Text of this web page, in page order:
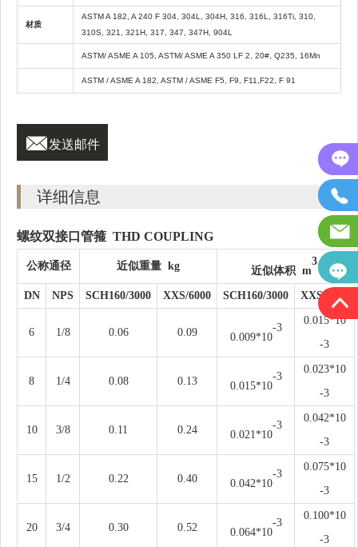
材质
ASTM A 182, A 240 F 304, 304L, 304H, 316, 316L, 316Ti, 310,
310S, 321, 321H, 317, 347, 347H, 904L
ASTM/ ASME A 105, ASTM/ ASME A 350 LF 2, 20#, Q235, 16Mn
ASTM / ASME A 182, ASTM / ASME F5, F9, F11,F22, F 91
发送邮件
详细信息
螺纹双接口管箍 THD COUPLING
公称通径 近似重量 kg 近似体积 m
3
DN NPS SCH160/3000 XXS/6000 SCH160/3000 XXS/6000
6 1/8 0.06 0.09 0.009*10
-3
0.015*10
-3
8 1/4 0.08 0.13 0.015*10
-3
0.023*10
-3
10 3/8 0.11 0.24 0.021*10
-3
0.042*10
-3
15 1/2 0.22 0.40 0.042*10
-3
0.075*10
-3
20 3/4 0.30 0.52 0.064*10
-3
0.100*10
-3